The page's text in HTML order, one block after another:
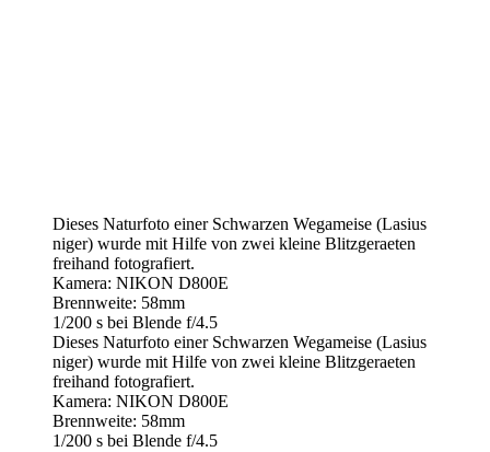
Dieses Naturfoto einer Schwarzen Wegameise (Lasius
niger) wurde mit Hilfe von zwei kleine Blitzgeraeten
freihand fotografiert.
Kamera: NIKON D800E
Brennweite: 58mm
1/200 s bei Blende f/4.5
Dieses Naturfoto einer Schwarzen Wegameise (Lasius
niger) wurde mit Hilfe von zwei kleine Blitzgeraeten
freihand fotografiert.
Kamera: NIKON D800E
Brennweite: 58mm
1/200 s bei Blende f/4.5